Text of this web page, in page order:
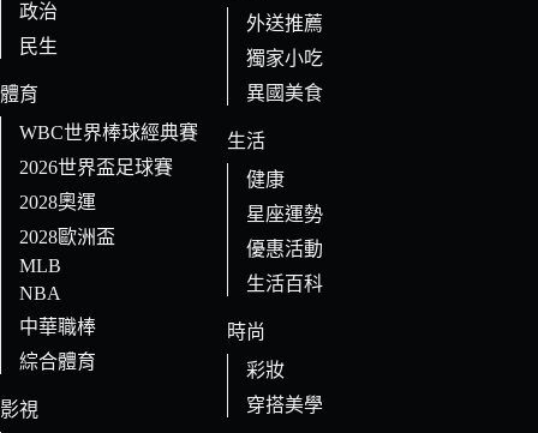
政治
民生
體育
WBC世界棒球經典賽
2026世界盃足球賽
2028奧運
2028歐洲盃
MLB
NBA
中華職棒
綜合體育
影視
外送推薦
獨家小吃
異國美食
生活
健康
星座運勢
優惠活動
生活百科
時尚
彩妝
穿搭美學